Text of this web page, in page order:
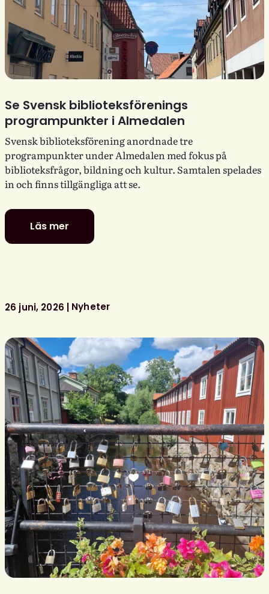
Se Svensk biblioteksförenings
programpunkter i Almedalen
Svensk biblioteksförening anordnade tre
programpunkter under Almedalen med fokus på
biblioteksfrågor, bildning och kultur. Samtalen spelades
in och finns tillgängliga att se.
Läs mer
Se
Svensk
Almedalen
26 juni, 2026 Nyheter